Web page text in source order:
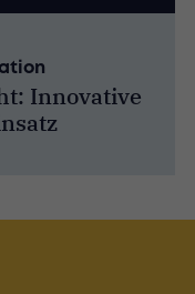
Innovative